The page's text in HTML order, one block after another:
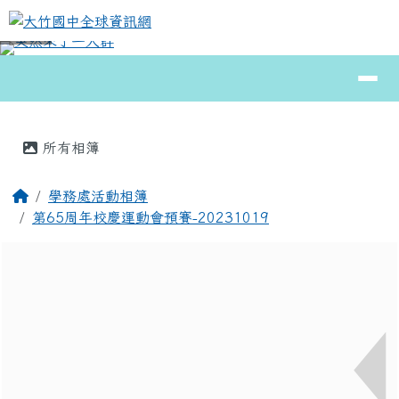
跳至主內容區
大竹國中全球資訊網
⏸
所有相簿
回首頁學務處活動相簿
第65周年校慶運動會預賽-20231019